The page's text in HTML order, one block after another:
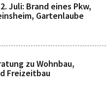
Juli: Brand eines Pkw,
Gartenlaube
zu Wohnbau,
Freizeitbau